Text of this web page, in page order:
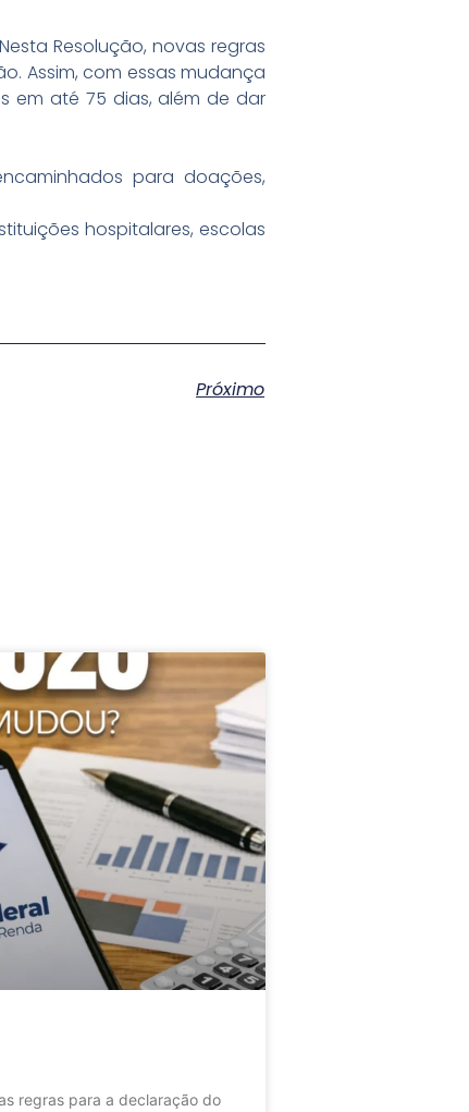
Resolução, novas regras
Assim, com essas mudança
em até 75 dias, além de dar
para doações,
hospitalares, escolas
Próximo
regras para a declaração do